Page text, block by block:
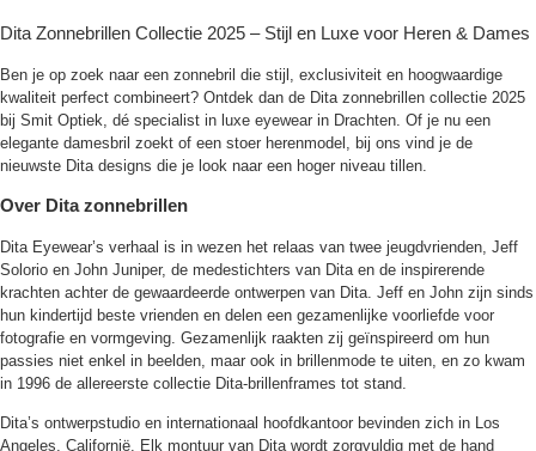
Dita Zonnebrillen Collectie 2025 – Stijl en Luxe voor Heren & Dames
Ben je op zoek naar een zonnebril die stijl, exclusiviteit en hoogwaardige
kwaliteit perfect combineert? Ontdek dan de Dita zonnebrillen collectie 2025
bij Smit Optiek, dé specialist in luxe eyewear in Drachten. Of je nu een
elegante damesbril zoekt of een stoer herenmodel, bij ons vind je de
nieuwste Dita designs die je look naar een hoger niveau tillen.
Over Dita zonnebrillen
Dita Eyewear’s verhaal is in wezen het relaas van twee jeugdvrienden, Jeff
Solorio en John Juniper, de medestichters van Dita en de inspirerende
krachten achter de gewaardeerde ontwerpen van Dita. Jeff en John zijn sinds
hun kindertijd beste vrienden en delen een gezamenlijke voorliefde voor
fotografie en vormgeving. Gezamenlijk raakten zij geïnspireerd om hun
passies niet enkel in beelden, maar ook in brillenmode te uiten, en zo kwam
in 1996 de allereerste collectie Dita-brillenframes tot stand.
Dita’s ontwerpstudio en internationaal hoofdkantoor bevinden zich in Los
Angeles, Californië. Elk montuur van Dita wordt zorgvuldig met de hand